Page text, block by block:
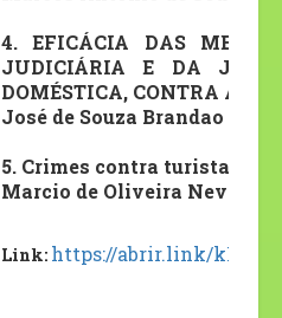
4. EFICÁCIA DAS
JUDICIÁRIA E DA
DOMÉSTICA, CONTRA A
José de Souza Brandao
5. Crimes contra turistas na
Marcio de Oliveira Neves,
Link: https://abrir.link/kFidK